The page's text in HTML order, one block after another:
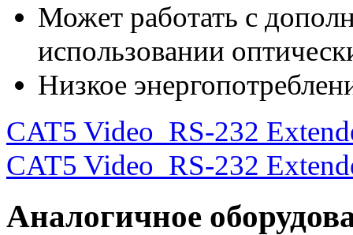
Может работать с
использовании
Низкое
CAT5 Video_RS-232
CAT5 Video_RS-232
Аналогичное